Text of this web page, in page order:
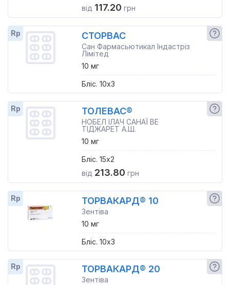
від 117.20 грн
Rp СТОРВАС
Сан Фармасьютикал Індастріз
Лімітед
10 мг
Бліс. 10x3
Rp ТОЛЕВАС®
НОБЕЛ ІЛАЧ САНАЇ ВЕ
ТІДЖАРЕТ А.Ш.
10 мг
Бліс. 15x2
від 213.80 грн
Rp ТОРВАКАРД® 10
Зентіва
10 мг
Бліс. 10x3
Rp ТОРВАКАРД® 20
Зентіва